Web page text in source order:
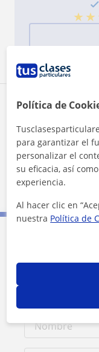
★ ★
Zona de
Localidades a las
El Rosario
Santa Cruz de
Contacta
Política de
para garantizar el
personalizar el
su eficacia, así
experiencia.
Al hacer clic en
nuestra Política de